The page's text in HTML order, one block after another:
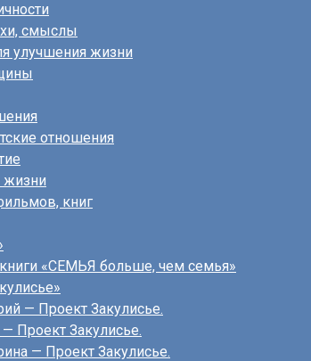
смыслы
улучшения жизни
отношения
жизни
книг
«СЕМЬЯ больше, чем семья»
— Проект Закулисье.
Проект Закулисье.
— Проект Закулисье.